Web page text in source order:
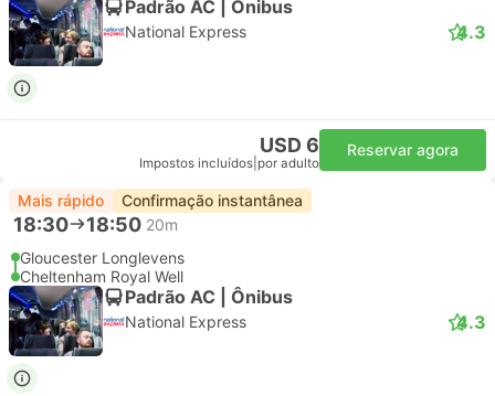
Padrão AC | Ônibus
National Express 4.3
USD 6
Impostos incluídos por adulto
Reservar agora
Mais rápido Confirmação instantânea
18:30 18:50 20m
Gloucester Longlevens
Cheltenham Royal Well
Padrão AC | Ônibus
National Express 4.3